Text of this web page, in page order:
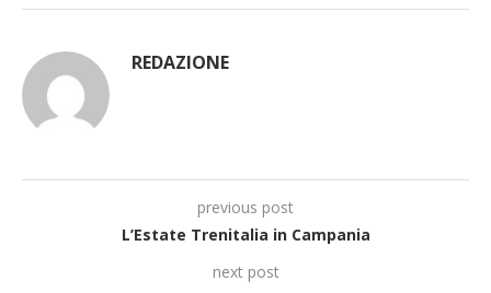
REDAZIONE
previous post
L’Estate Trenitalia in Campania
next post